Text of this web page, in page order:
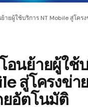
ายผู้ใช้บริการ NT Mobile สู่โคร
อนย้ายผู้ใช้
สู่โครงข่า
อัตโนมัติ